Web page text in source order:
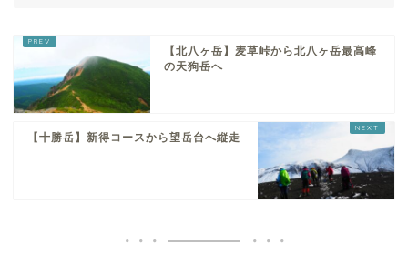
【北八ヶ岳】麦草峠から北八ヶ岳最高峰
の天狗岳へ
【十勝岳】新得コースから望岳台へ縦走